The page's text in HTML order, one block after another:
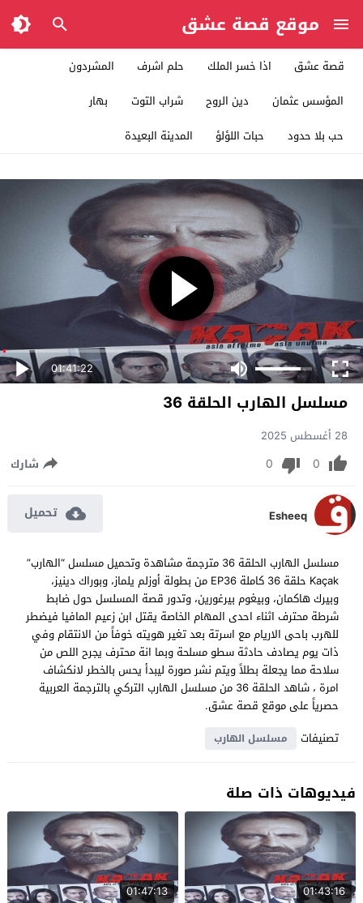
موقع قصة عشق
قصة عشق اذا خسر الملك حلم اشرف
المشردون
المؤسس عثمان
دين الروح شراب التوت
بهار
حب بلا حدود
حبات اللؤلؤ المدينة البعيدة
01:41:22
مسلسل الهارب الحلقة 36
28 أغسطس 2025
0
0 شارك
Esheeq تحميل
مسلسل الهارب الحلقة 36 مترجمة مشاهدة وتحميل مسلسل “الهارب”
Kaçak حلقة 36 كاملة EP36 من بطولة أوزلم يلماز، وبوراك دينيز،
وبيرك هاكمان، وبيغوم بيرغورين، وتدور قصة المسلسل حول ضابط
شرطة محترف اثناء احدى المهام الخاصة يقتل ابن زعيم المافيا فيضطر
للهرب باحى الاريام مع اسرتة بعد تغير هويته خوفاً من الانتقام وفي
ذات يوم يصادف حادثة سطو مسلحة وبما انة محترف يجرح اللص من
سلاحة مما يجعلة بطلاً ويتم نشر صورة ليبدأ يحس بالخطر لانكشاف
امرة ، شاهد الحلقة 36 من مسلسل الهارب التركي بالترجمة العربية
حصرياً على موقع قصة عشق.
تصنيفات
مسلسل الهارب
فيديوهات ذات صلة
01:43:16
01:47:13